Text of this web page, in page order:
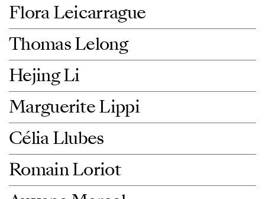
Flora Leicarrague
Thomas Lelong
Hejing Li
Marguerite Lippi
Célia Llubes
Romain Loriot